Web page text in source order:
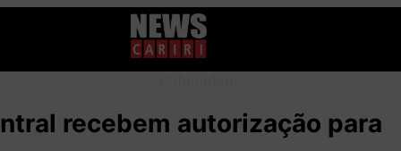
recebem autorização para